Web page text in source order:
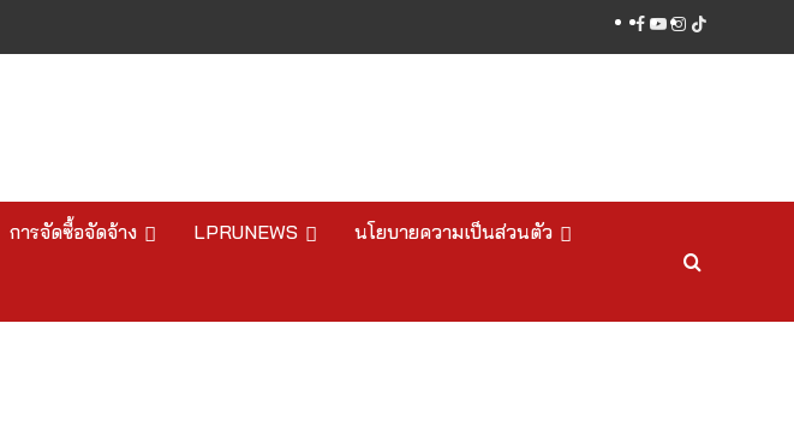
facebook
youtube
instagram
tiktok
การจัดซื้อจัดจ้าง LPRUNEWS นโยบายความเป็นส่วนตัว